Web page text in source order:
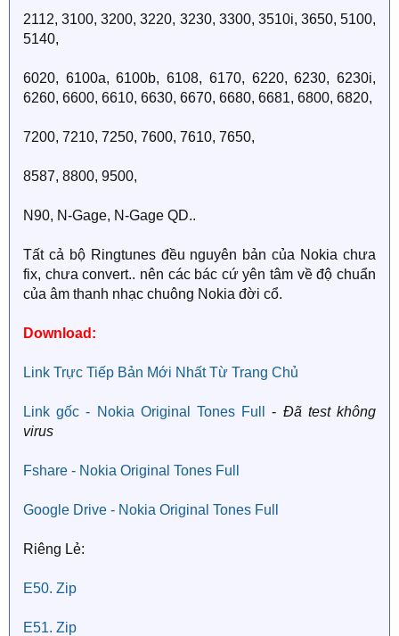
2112, 3100, 3200, 3220, 3230, 3300, 3510i, 3650, 5100,
5140,
6020, 6100a, 6100b, 6108, 6170, 6220, 6230, 6230i,
6260, 6600, 6610, 6630, 6670, 6680, 6681, 6800, 6820,
7200, 7210, 7250, 7600, 7610, 7650,
8587, 8800, 9500,
N90, N-Gage, N-Gage QD..
Tất cả bộ Ringtunes đều nguyên bản của Nokia chưa
fix, chưa convert.. nên các bác cứ yên tâm về độ chuẩn
của âm thanh nhạc chuông Nokia đời cổ.
Download:
Link Trực Tiếp Bản Mới Nhất Từ Trang Chủ
Link gốc - Nokia Original Tones Full - Đã test không
virus
Fshare - Nokia Original Tones Full
Google Drive - Nokia Original Tones Full
Riêng Lẻ:
E50. Zip
E51. Zip